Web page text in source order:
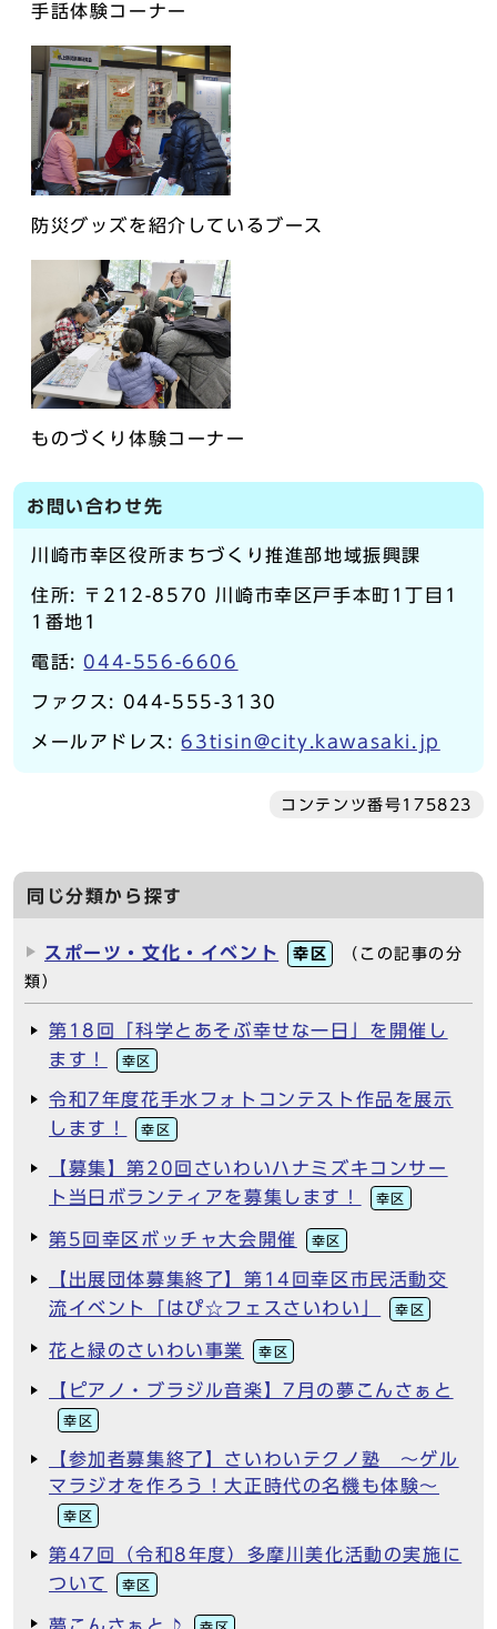
手話体験コーナー
防災グッズを紹介しているブース
ものづくり体験コーナー
お問い合わせ先
川崎市幸区役所まちづくり推進部地域振興課
住所: 〒212-8570 川崎市幸区戸手本町1丁目1
1番地1
電話: 044-556-6606
ファクス: 044-555-3130
メールアドレス:63tisin@city.kawasaki.jp
コンテンツ番号175823
同じ分類から探す
スポーツ・文化・イベント 幸区
（この記事の分
類）
第18回「科学とあそぶ幸せな一日」を開催し
ます！
幸区
令和7年度花手水フォトコンテスト作品を展示
します！
幸区
【募集】第20回さいわいハナミズキコンサー
ト当日ボランティアを募集します！
幸区
第5回幸区ボッチャ大会開催 幸区
【出展団体募集終了】第14回幸区市民活動交
流イベント「はぴ☆フェスさいわい」
幸区
花と緑のさいわい事業 幸区
【ピアノ・ブラジル音楽】7月の夢こんさぁと
幸区
【参加者募集終了】さいわいテクノ塾 ～ゲル
マラジオを作ろう！大正時代の名機も体験～
幸区
第47回（令和8年度）多摩川美化活動の実施に
ついて
幸区